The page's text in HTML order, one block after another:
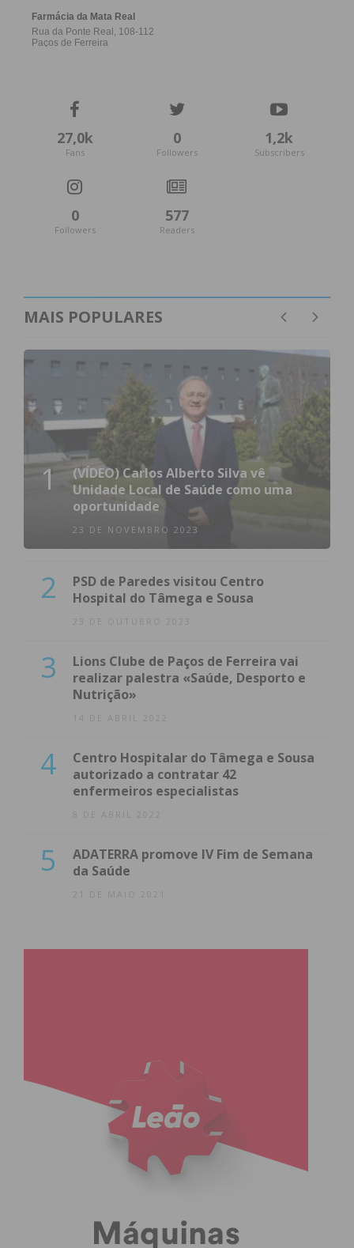
condições
27,0k
Fans
0
Followers
1,2k
Subscribers
0
Followers
577
Readers
MAIS POPULARES
1
(VÍDEO) Carlos Alberto Silva vê
Unidade Local de Saúde como uma
oportunidade
23 DE NOVEMBRO 2023
2
PSD de Paredes visitou Centro
Hospital do Tâmega e Sousa
23 DE OUTUBRO 2023
3
Lions Clube de Paços de Ferreira vai
realizar palestra «Saúde, Desporto e
Nutrição»
14 DE ABRIL 2022
4
Centro Hospitalar do Tâmega e Sousa
autorizado a contratar 42
enfermeiros especialistas
8 DE ABRIL 2022
5
ADATERRA promove IV Fim de Semana
da Saúde
21 DE MAIO 2021